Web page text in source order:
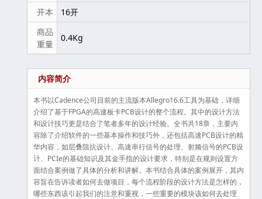
开本
16开
商品
重量
0.4Kg
内容简介
本书以Cadence公司目前的主流版本Allegro16.6工具为基础，详细
介绍了基于FPGA的高速板卡PCB设计的整个流程。其中的设计方法
和设计技巧更是结合了笔者多年的设计经验。全书共18章，主要内
容除了介绍软件的一些基本操作和技巧外，还包括高速PCB设计的精
华内容，如层叠阻抗设计、高速串行信号的处理、射频信号的PCB设
计、PCIe的基础知识及其金手指的设计要求，特别是在规则设置方
面结合案例做了具体的分析和讲解。本书结合具体的案例展开，其内
容旨在告诉读者如何去做项目，每个流程阶段的设计方法是怎样的，
哪些东西该引起我们的注意和重视，一些重要的模块该如何去处理